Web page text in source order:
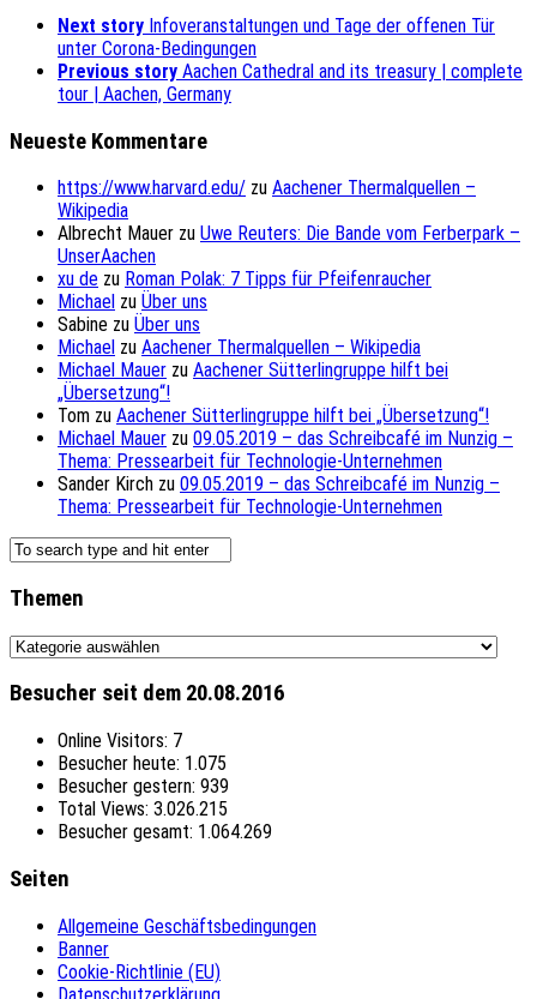
Next story Infoveranstaltungen und Tage der offenen Tür
unter Corona-Bedingungen
Previous story Aachen Cathedral and its treasury | complete
tour | Aachen, Germany
Neueste Kommentare
https://www.harvard.edu/ zu Aachener Thermalquellen –
Wikipedia
Albrecht Mauer zu Uwe Reuters: Die Bande vom Ferberpark –
UnserAachen
xu de zu Roman Polak: 7 Tipps für Pfeifenraucher
Michael zu Über uns
Sabine zu Über uns
Michael zu Aachener Thermalquellen – Wikipedia
Michael Mauer zu Aachener Sütterlingruppe hilft bei
„Übersetzung“!
Tom zu Aachener Sütterlingruppe hilft bei „Übersetzung“!
Michael Mauer zu 09.05.2019 – das Schreibcafé im Nunzig –
Thema: Pressearbeit für Technologie-Unternehmen
Sander Kirch zu 09.05.2019 – das Schreibcafé im Nunzig –
Thema: Pressearbeit für Technologie-Unternehmen
Themen
Themen
Besucher seit dem 20.08.2016
Online Visitors: 7
Besucher heute: 1.075
Besucher gestern: 939
Total Views: 3.026.215
Besucher gesamt: 1.064.269
Seiten
Allgemeine Geschäftsbedingungen
Banner
Cookie-Richtlinie (EU)
Datenschutzerklärung